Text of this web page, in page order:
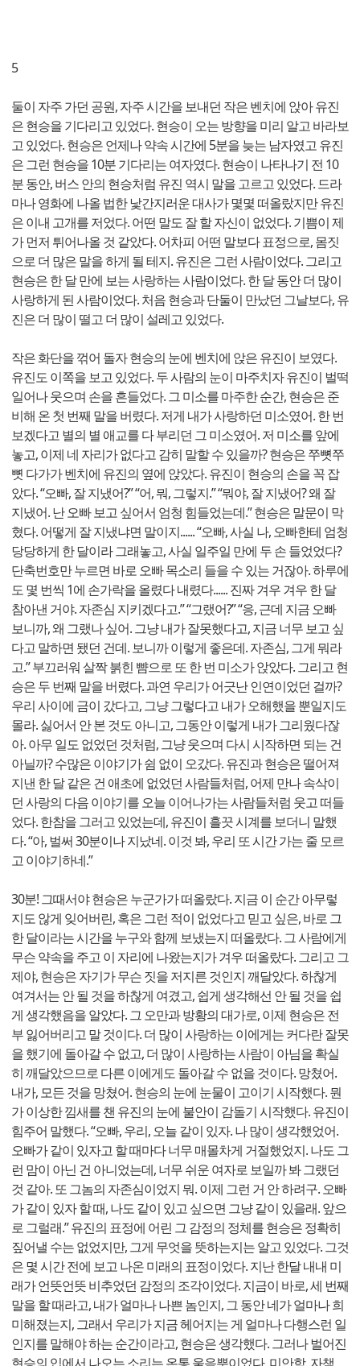
5
둘이 자주 가던 공원, 자주 시간을 보내던 작은 벤치에 앉아 유진
은 현승을 기다리고 있었다. 현승이 오는 방향을 미리 알고 바라보
고 있었다. 현승은 언제나 약속 시간에 5분을 늦는 남자였고 유진
은 그런 현승을 10분 기다리는 여자였다. 현승이 나타나기 전 10
분 동안, 버스 안의 현승처럼 유진 역시 말을 고르고 있었다. 드라
마나 영화에 나올 법한 낯간지러운 대사가 몇몇 떠올랐지만 유진
은 이내 고개를 저었다. 어떤 말도 잘 할 자신이 없었다. 기쁨이 제
가 먼저 튀어나올 것 같았다. 어차피 어떤 말보다 표정으로, 몸짓
으로 더 많은 말을 하게 될 테지. 유진은 그런 사람이었다. 그리고
현승은 한 달 만에 보는 사랑하는 사람이었다. 한 달 동안 더 많이
사랑하게 된 사람이었다. 처음 현승과 단둘이 만났던 그날보다, 유
진은 더 많이 떨고 더 많이 설레고 있었다.
작은 화단을 꺾어 돌자 현승의 눈에 벤치에 앉은 유진이 보였다.
유진도 이쪽을 보고 있었다. 두 사람의 눈이 마주치자 유진이 벌떡
일어나 웃으며 손을 흔들었다. 그 미소를 마주한 순간, 현승은 준
비해 온 첫 번째 말을 버렸다. 저게 내가 사랑하던 미소였어. 한 번
보겠다고 별의 별 애교를 다 부리던 그 미소였어. 저 미소를 앞에
놓고, 이제 네 자리가 없다고 감히 말할 수 있을까? 현승은 쭈뼛쭈
뼛 다가가 벤치에 유진의 옆에 앉았다. 유진이 현승의 손을 꼭 잡
았다. “오빠, 잘 지냈어?” “어, 뭐, 그렇지.” “뭐야, 잘 지냈어? 왜 잘
지냈어. 난 오빠 보고 싶어서 엄청 힘들었는데.” 현승은 말문이 막
혔다. 어떻게 잘 지냈냐면 말이지...... “오빠, 사실 나, 오빠한테 엄청
당당하게 한 달이라 그래놓고, 사실 일주일 만에 두 손 들었었다?
단축번호만 누르면 바로 오빠 목소리 들을 수 있는 거잖아. 하루에
도 몇 번씩 1에 손가락을 올렸다 내렸다...... 진짜 겨우 겨우 한 달
참아낸 거야. 자존심 지키겠다고.” “그랬어?” “응, 근데 지금 오빠
보니까, 왜 그랬나 싶어. 그냥 내가 잘못했다고, 지금 너무 보고 싶
다고 말하면 됐던 건데. 보니까 이렇게 좋은데. 자존심, 그게 뭐라
고.” 부끄러워 살짝 붉힌 뺨으로 또 한 번 미소가 앉았다. 그리고 현
승은 두 번째 말을 버렸다. 과연 우리가 어긋난 인연이었던 걸까?
우리 사이에 금이 갔다고, 그냥 그렇다고 내가 오해했을 뿐일지도
몰라. 싫어서 안 본 것도 아니고, 그동안 이렇게 내가 그리웠다잖
아. 아무 일도 없었던 것처럼, 그냥 웃으며 다시 시작하면 되는 건
아닐까? 수많은 이야기가 쉼 없이 오갔다. 유진과 현승은 떨어져
지낸 한 달 같은 건 애초에 없었던 사람들처럼, 어제 만나 속삭이
던 사랑의 다음 이야기를 오늘 이어나가는 사람들처럼 웃고 떠들
었다. 한참을 그러고 있었는데, 유진이 흘끗 시계를 보더니 말했
다. “아, 벌써 30분이나 지났네. 이것 봐, 우리 또 시간 가는 줄 모르
고 이야기하네.”
30분! 그때서야 현승은 누군가가 떠올랐다. 지금 이 순간 아무렇
지도 않게 잊어버린, 혹은 그런 적이 없었다고 믿고 싶은, 바로 그
한 달이라는 시간을 누구와 함께 보냈는지 떠올랐다. 그 사람에게
무슨 약속을 주고 이 자리에 나왔는지가 겨우 떠올랐다. 그리고 그
제야, 현승은 자기가 무슨 짓을 저지른 것인지 깨달았다. 하찮게
여겨서는 안 될 것을 하찮게 여겼고, 쉽게 생각해선 안 될 것을 쉽
게 생각했음을 알았다. 그 오만과 방황의 대가로, 이제 현승은 전
부 잃어버리고 말 것이다. 더 많이 사랑하는 이에게는 커다란 잘못
을 했기에 돌아갈 수 없고, 더 많이 사랑하는 사람이 아님을 확실
히 깨달았으므로 다른 이에게도 돌아갈 수 없을 것이다. 망쳤어.
내가, 모든 것을 망쳤어. 현승의 눈에 눈물이 고이기 시작했다. 뭔
가 이상한 낌새를 챈 유진의 눈에 불안이 감돌기 시작했다. 유진이
힘주어 말했다. “오빠, 우리, 오늘 같이 있자. 나 많이 생각했었어.
오빠가 같이 있자고 할 때마다 너무 매몰차게 거절했었지. 나도 그
런 맘이 아닌 건 아니었는데, 너무 쉬운 여자로 보일까 봐 그랬던
것 같아. 또 그놈의 자존심이었지 뭐. 이제 그런 거 안 하려구. 오빠
가 같이 있자 할 때, 나도 같이 있고 싶으면 그냥 같이 있을래. 앞으
로 그럴래.” 유진의 표정에 어린 그 감정의 정체를 현승은 정확히
짚어낼 수는 없었지만, 그게 무엇을 뜻하는지는 알고 있었다. 그것
은 몇 시간 전에 보고 나온 미래의 표정이었다. 지난 한달 내내 미
래가 언뜻언뜻 비추었던 감정의 조각이었다. 지금이 바로, 세 번째
말을 할 때라고, 내가 얼마나 나쁜 놈인지, 그 동안 네가 얼마나 희
미해졌는지, 그래서 우리가 지금 헤어지는 게 얼마나 다행스런 일
인지를 말해야 하는 순간이라고, 현승은 생각했다. 그러나 벌어진